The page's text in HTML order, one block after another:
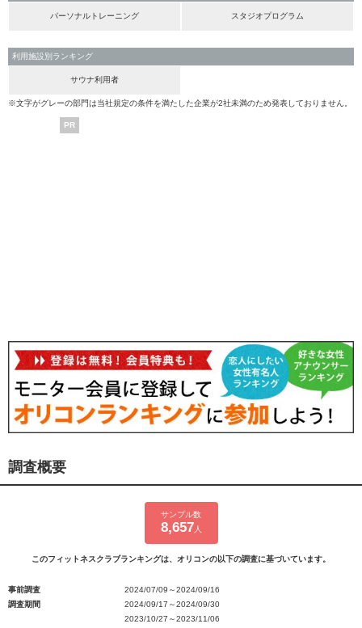
パーソナルトレーニング スタジオプログラム
利用施設別ランキング
サウナ利用者
※文字がグレーの部門は当社規定の条件を満たした企業が2社未満のため発表しておりません。
PR
調査概要
サンプル数
8,657 人
このフィットネスクラブランキングは、オリコンの以下の調査に基づいています。
事前調査
2024/07/09～2024/09/16
調査期間
2024/09/17～2024/09/30
2023/10/27～2023/11/06